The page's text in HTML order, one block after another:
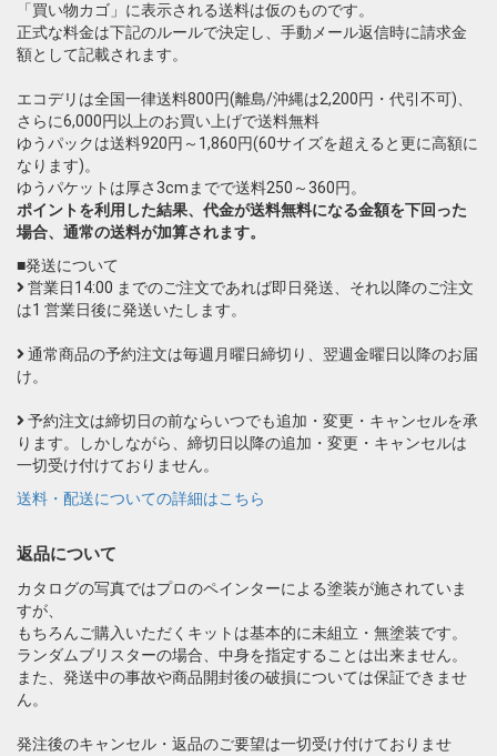
「買い物カゴ」に表示される送料は仮のものです。
正式な料金は下記のルールで決定し、手動メール返信時に請求金
額として記載されます。
エコデリは全国一律送料800円(離島/沖縄は2,200円・代引不可)、
さらに6,000円以上のお買い上げで送料無料
ゆうパックは送料920円～1,860円(60サイズを超えると更に高額に
なります)。
ゆうパケットは厚さ3cmまでで送料250～360円。
ポイントを利用した結果、代金が送料無料になる金額を下回った
場合、通常の送料が加算されます。
■発送について
営業日14:00 までのご注文であれば即日発送、それ以降のご注文
は1 営業日後に発送いたします。
通常商品の予約注文は毎週月曜日締切り、翌週金曜日以降のお届
け。
予約注文は締切日の前ならいつでも追加・変更・キャンセルを承
ります。しかしながら、締切日以降の追加・変更・キャンセルは
一切受け付けておりません。
送料・配送についての詳細はこちら
返品について
カタログの写真ではプロのペインターによる塗装が施されていま
すが、
もちろんご購入いただくキットは基本的に未組立・無塗装です。
ランダムブリスターの場合、中身を指定することは出来ません。
また、発送中の事故や商品開封後の破損については保証できませ
ん。
発注後のキャンセル・返品のご要望は一切受け付けておりませ